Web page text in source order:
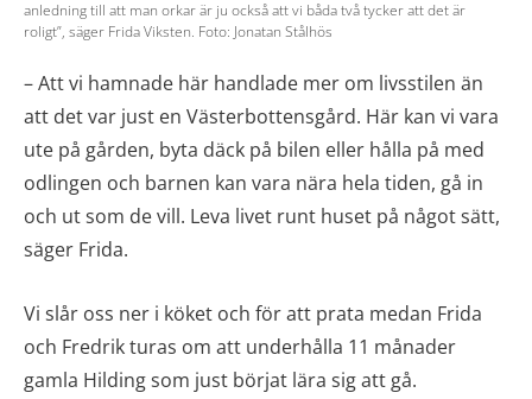
anledning till att man orkar är ju också att vi båda två tycker att det är
roligt”, säger Frida Viksten. Foto: Jonatan Stålhös
– Att vi hamnade här handlade mer om livsstilen än
att det var just en Västerbottensgård. Här kan vi vara
ute på gården, byta däck på bilen eller hålla på med
odlingen och barnen kan vara nära hela tiden, gå in
och ut som de vill. Leva livet runt huset på något sätt,
säger Frida.
Vi slår oss ner i köket och för att prata medan Frida
och Fredrik turas om att underhålla 11 månader
gamla Hilding som just börjat lära sig att gå.